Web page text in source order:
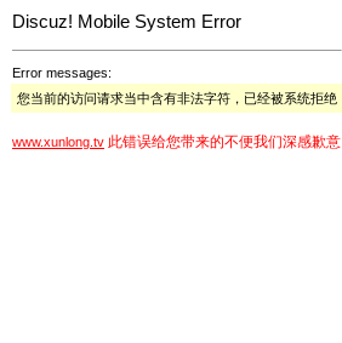
Discuz! Mobile System Error
Error messages:
您当前的访问请求当中含有非法字符，已经被系统拒绝
www.xunlong.tv 此错误给您带来的不便我们深感歉意